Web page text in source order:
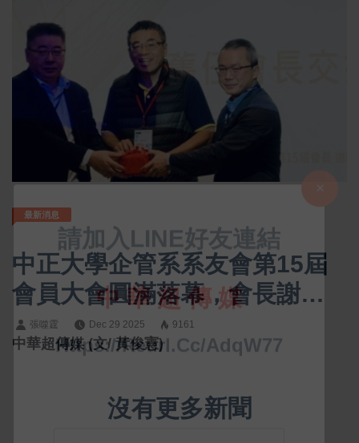
最新消息
中正大學企管系系友會第15屆
會員大會圓滿落幕，會長謝明
信交棒新任張鈞棓會長，由系
主任黃正魁監交，展現世代傳
張噬霆 Dec 29 2025 9161
中華超傳媒 (文/ 黃俊憲)
沒有更多新聞